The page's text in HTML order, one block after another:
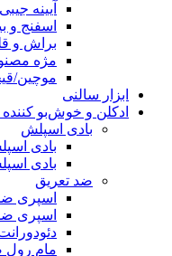
آیینه
اسفنج و
براش و
مژه
موچین/
ابزار سالنی
ادکلن و خوش‌بو کننده
بادی اسپلش
بادی
بادی
ضد تعریق
اسپری
اسپری
مام رول